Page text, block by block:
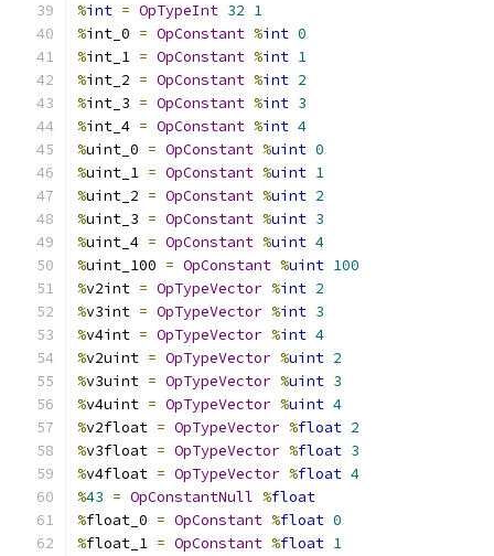
%int = OpTypeInt 32 1
%int_0 = OpConstant %int 0
%int_1 = OpConstant %int 1
%int_2 = OpConstant %int 2
%int_3 = OpConstant %int 3
%int_4 = OpConstant %int 4
%uint_0 = OpConstant %uint 0
%uint_1 = OpConstant %uint 1
%uint_2 = OpConstant %uint 2
%uint_3 = OpConstant %uint 3
%uint_4 = OpConstant %uint 4
%uint_100 = OpConstant %uint 100
%v2int = OpTypeVector %int 2
%v3int = OpTypeVector %int 3
%v4int = OpTypeVector %int 4
%v2uint = OpTypeVector %uint 2
%v3uint = OpTypeVector %uint 3
%v4uint = OpTypeVector %uint 4
%v2float = OpTypeVector %float 2
%v3float = OpTypeVector %float 3
%v4float = OpTypeVector %float 4
%43 = OpConstantNull %float
%float_0 = OpConstant %float 0
%float_1 = OpConstant %float 1